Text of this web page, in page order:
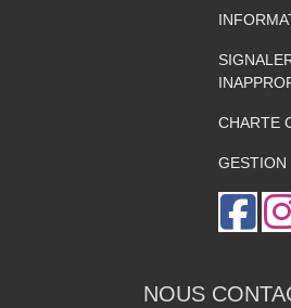
CHARTE
GESTION
NOUS